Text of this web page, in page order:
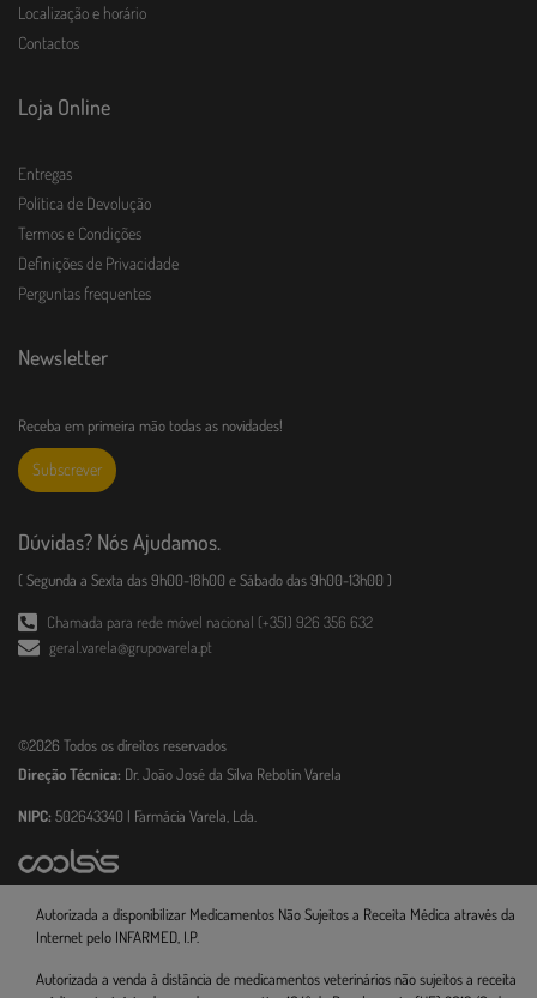
Localização e horário
Contactos
Loja Online
Entregas
Política de Devolução
Termos e Condições
Definições de Privacidade
Perguntas frequentes
Newsletter
Receba em primeira mão todas as novidades!
Subscrever
Dúvidas? Nós Ajudamos.
( Segunda a Sexta das 9h00-18h00 e Sábado das 9h00-13h00 )
Chamada para rede móvel nacional (+351) 926 356 632
geral.varela@grupovarela.pt
©2026 Todos os direitos reservados
Direção Técnica: Dr. João José da Silva Rebotin Varela
NIPC: 502643340 | Farmácia Varela, Lda.
Autorizada a disponibilizar Medicamentos Não Sujeitos a Receita Médica através da
Internet pelo INFARMED, I.P.
Autorizada a venda à distância de medicamentos veterinários não sujeitos a receita